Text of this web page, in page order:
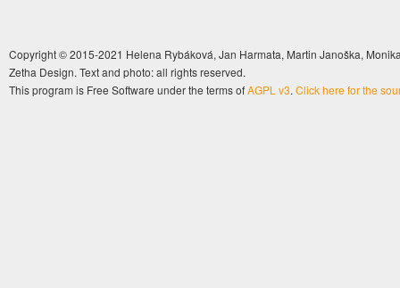
Copyright © 2015-2021 Helena Rybáková, Jan Harmata, Martin Janoška,
Zetha Design. Text and photo: all rights reserved.
This program is Free Software under the terms ofAGPL v3. Click here for the